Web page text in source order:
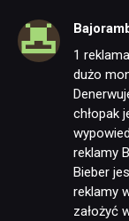
1
dużo
chłopak
reklamy
Bieber
reklamy
założyć